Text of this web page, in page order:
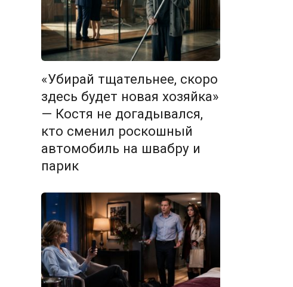
«Убирай тщательнее, скоро
здесь будет новая хозяйка»
— Костя не догадывался,
кто сменил роскошный
автомобиль на швабру и
парик